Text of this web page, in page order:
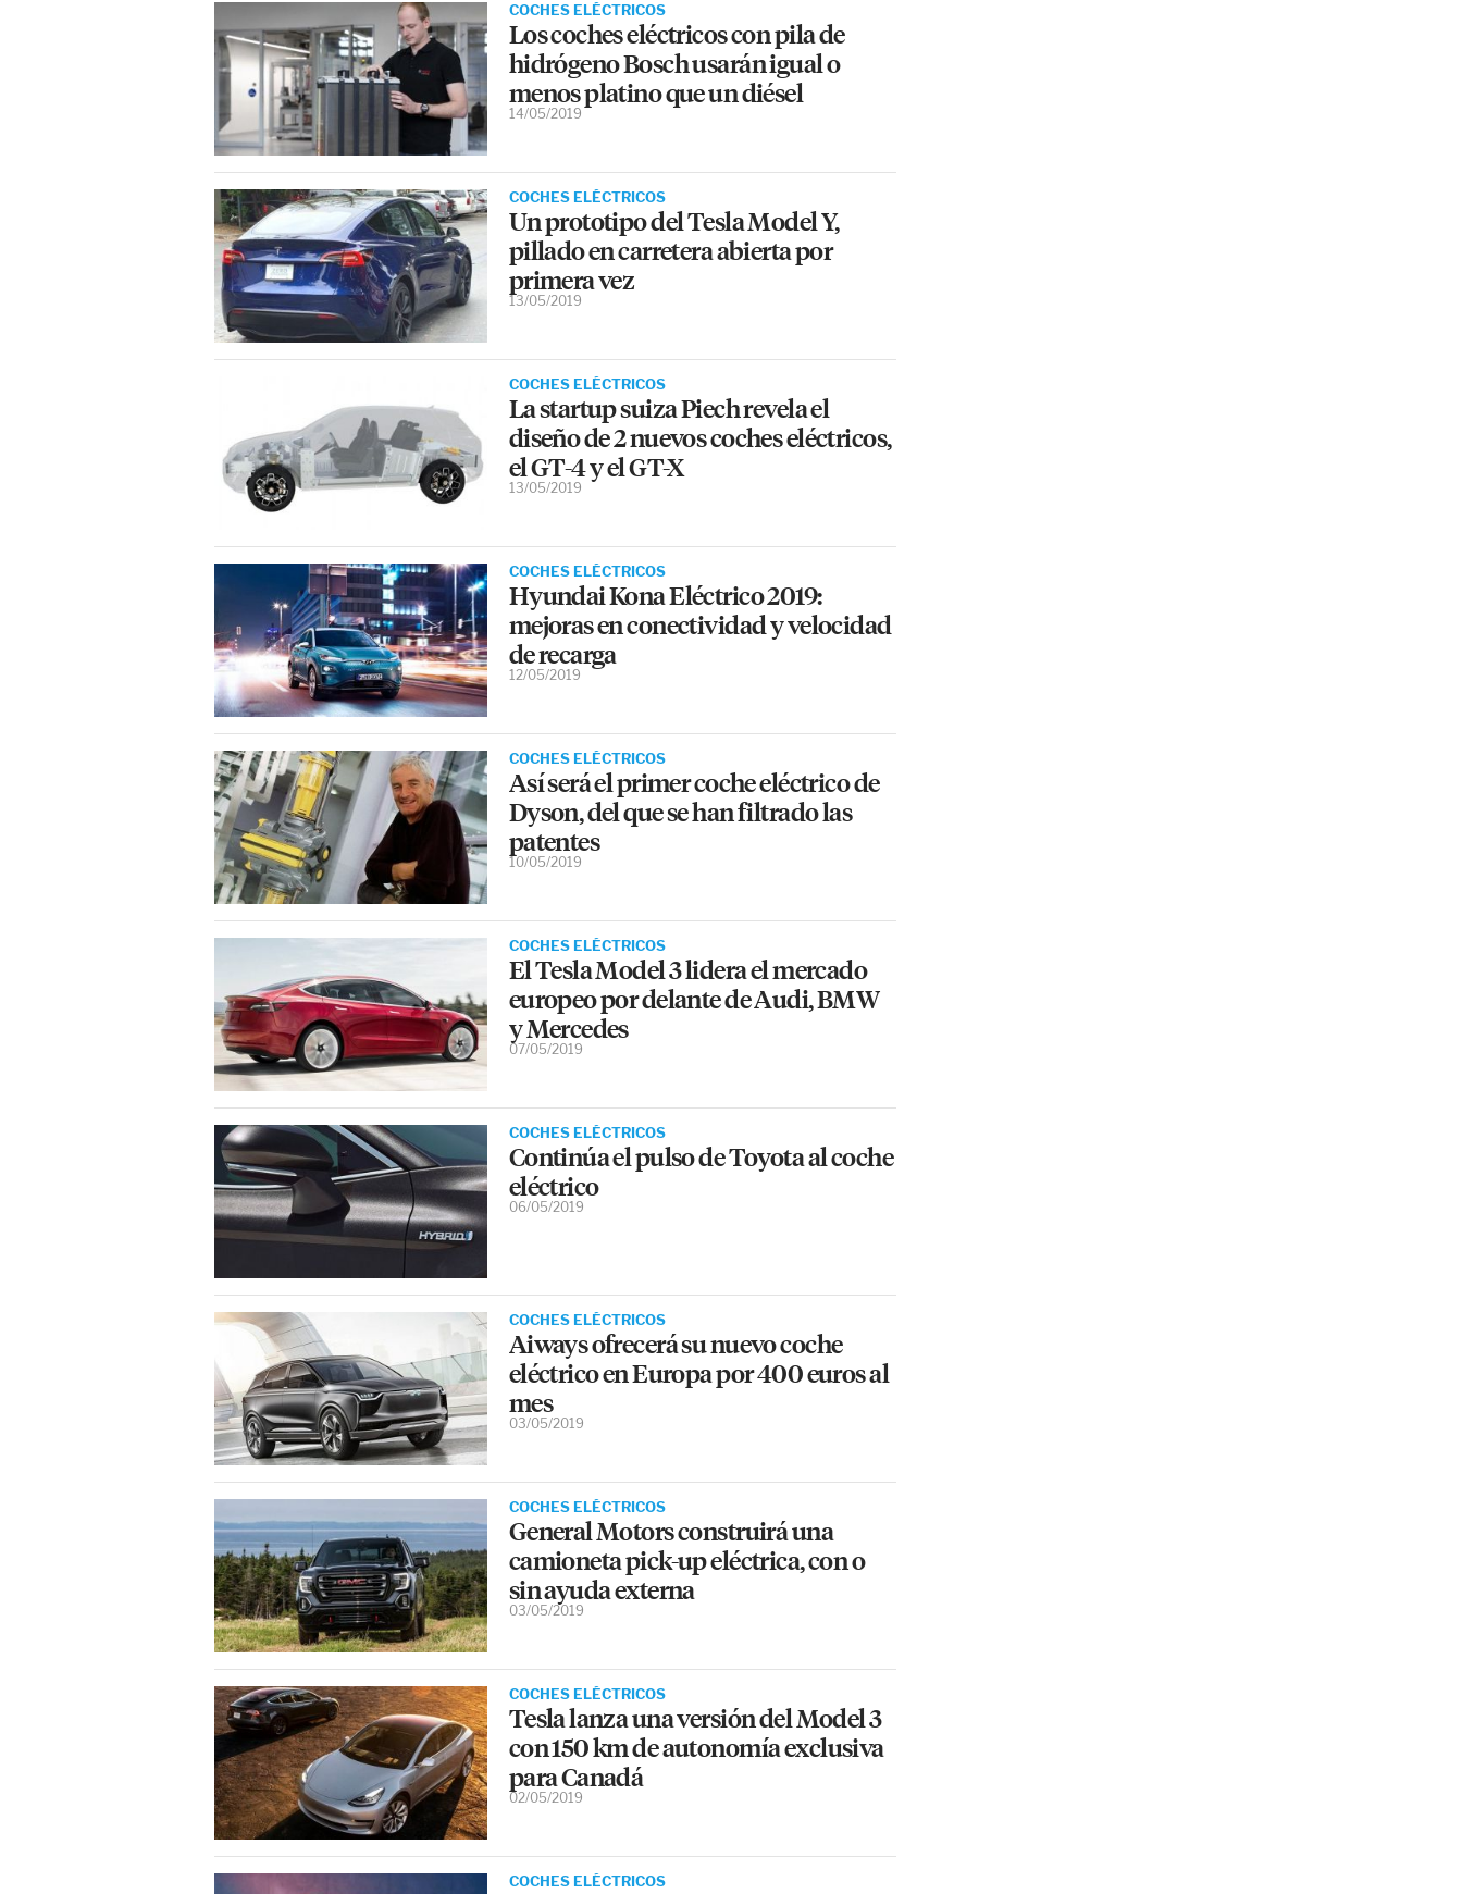
COCHES ELÉCTRICOS
Los coches eléctricos con pila de
hidrógeno Bosch usarán igual o
menos platino que un diésel
14/05/2019
COCHES ELÉCTRICOS
Un prototipo del Tesla Model Y,
pillado en carretera abierta por
primera vez
13/05/2019
COCHES ELÉCTRICOS
La startup suiza Piech revela el
diseño de 2 nuevos coches eléctricos,
el GT-4 y el GT-X
13/05/2019
COCHES ELÉCTRICOS
Hyundai Kona Eléctrico 2019:
mejoras en conectividad y velocidad
de recarga
12/05/2019
COCHES ELÉCTRICOS
Así será el primer coche eléctrico de
Dyson, del que se han filtrado las
patentes
10/05/2019
COCHES ELÉCTRICOS
El Tesla Model 3 lidera el mercado
europeo por delante de Audi, BMW
y Mercedes
07/05/2019
COCHES ELÉCTRICOS
Continúa el pulso de Toyota al coche
eléctrico
06/05/2019
COCHES ELÉCTRICOS
Aiways ofrecerá su nuevo coche
eléctrico en Europa por 400 euros al
mes
03/05/2019
COCHES ELÉCTRICOS
General Motors construirá una
camioneta pick-up eléctrica, con o
sin ayuda externa
03/05/2019
COCHES ELÉCTRICOS
Tesla lanza una versión del Model 3
con 150 km de autonomía exclusiva
para Canadá
02/05/2019
COCHES ELÉCTRICOS